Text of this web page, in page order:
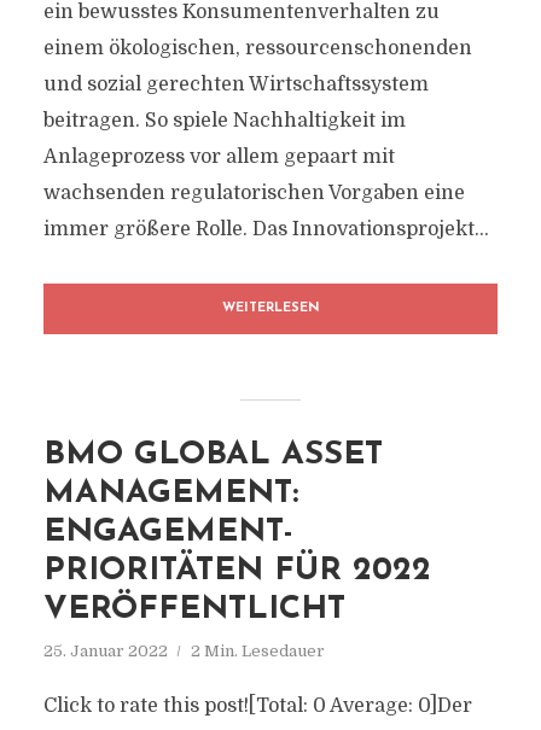
ein bewusstes Konsumentenverhalten zu
einem ökologischen, ressourcenschonenden
und sozial gerechten Wirtschaftssystem
beitragen. So spiele Nachhaltigkeit im
Anlageprozess vor allem gepaart mit
wachsenden regulatorischen Vorgaben eine
immer größere Rolle. Das Innovationsprojekt...
WEITERLESEN
BMO GLOBAL ASSET
MANAGEMENT:
ENGAGEMENT-
PRIORITÄTEN FÜR 2022
VERÖFFENTLICHT
25. Januar 2022 2 Min. Lesedauer
Click to rate this post![Total: 0 Average: 0]Der